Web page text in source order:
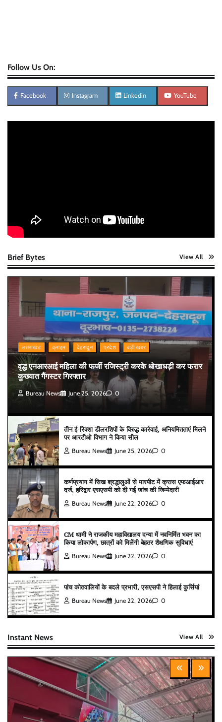
Follow Us On:
Facebook Instagram Linkedin YouTube
Brief Bytes View All
उत्तराखंड क्राइम देहरादून प्रदेश बड़ी खबर
वृद्ध एनआरआई महिला की फर्जी रजिस्ट्री करके धोखाधड़ी कर फरार
कुख्यात गैंगस्टर गिरफ्तार
Bureau News June 25, 2026 0
तीन ई-रिक्शा डीलरशिपों के विरुद्ध कार्रवाई, अनियमितताएं मिलने
पर आरटीओ विभाग ने किया सील
Bureau News June 25, 2026 0
कर्णप्रयाग में सिख श्रद्धालुओं से मारपीट में क्रास एफआईआर
दर्ज, हरिद्वार एसएसपी को दी गई जांच की जिम्मेदारी
Bureau News June 22, 2026 0
CM धामी ने राजकीय महाविद्यालय दन्या में नवनिर्मित भवन का
किया लोकार्पण, छात्रों को मिलेंगी बेहतर शैक्षणिक सुविधाएं
Bureau News June 22, 2026 0
पांच कोतवालियों के बदले प्रभारी, एसएसपी ने हिलाई कुर्सियां
Bureau News June 22, 2026 0
Instant News View All